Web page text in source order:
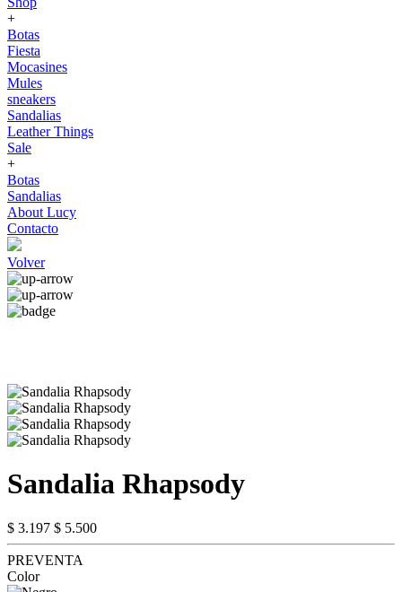
+
Botas
Fiesta
Mocasines
Mules
sneakers
Sandalias
Leather Things
Sale
+
Botas
Sandalias
About Lucy
Contacto
Volver
Sandalia Rhapsody
$ 3.197 $ 5.500
PREVENTA
Color